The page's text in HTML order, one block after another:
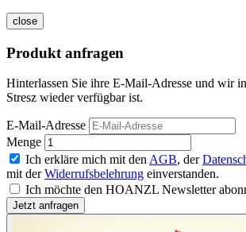
close
Produkt anfragen
Hinterlassen Sie ihre E-Mail-Adresse und wir
Stresz wieder verfügbar ist.
E-Mail-Adresse
Menge
Ich erkläre mich mit den AGB, der
mit derWiderrufsbelehrung einverstanden.
Ich möchte den HOANZL Newsletter